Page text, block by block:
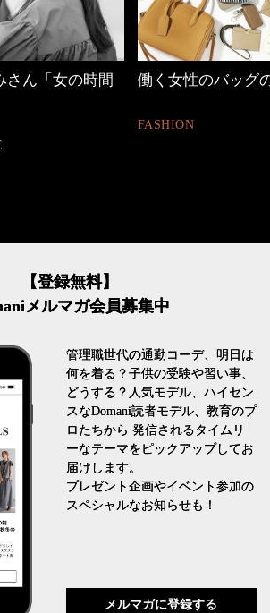
「女の時間
働く女性のバッグの中
FASHION
【登録無料】
メルマガ会員募集中
管理職世代の通勤コーデ、明日は
何を着る？子供の受験や習い事、
どうする？人気モデル、ハイセン
スなDomani読者モデル、教育のプ
ロたちから 発信されるタイムリ
ーなテーマをピックアップしてお
届けします。
プレゼント企画やイベント参加の
スペシャルなお知らせも！
メルマガに登録する